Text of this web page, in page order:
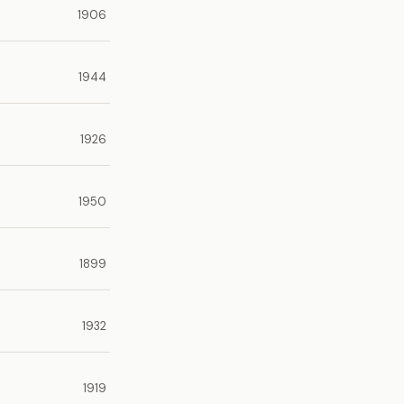
1906
1944
1926
1950
1899
1932
1919